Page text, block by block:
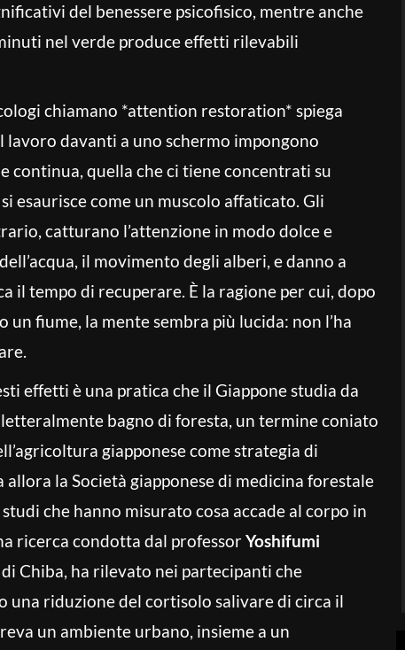
del benessere psicofisico, mentre anche
nel verde produce effetti rilevabili
chiamano *attention restoration* spiega
lavoro davanti a uno schermo impongono
continua, quella che ci tiene concentrati su
esaurisce come un muscolo affaticato. Gli
catturano l’attenzione in modo dolce e
il movimento degli alberi, e danno a
il tempo di recuperare. È la ragione per cui, dopo
un fiume, la mente sembra più lucida: non l’ha
effetti è una pratica che il Giappone studia da
letteralmente bagno di foresta, un termine coniato
giapponese come strategia di
la Società giapponese di medicina forestale
che hanno misurato cosa accade al corpo in
ricerca condotta dal professorYoshifumi
Chiba, ha rilevato nei partecipanti che
una riduzione del cortisolo salivare di circa il
un ambiente urbano, insieme a un